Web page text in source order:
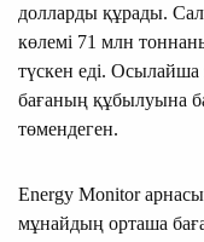
долларды құрады.
көлемі 71 млн
түскен еді. Осылайша
бағаның құбылуына
төмендеген.
Energy Monitor
мұнайдың орташа